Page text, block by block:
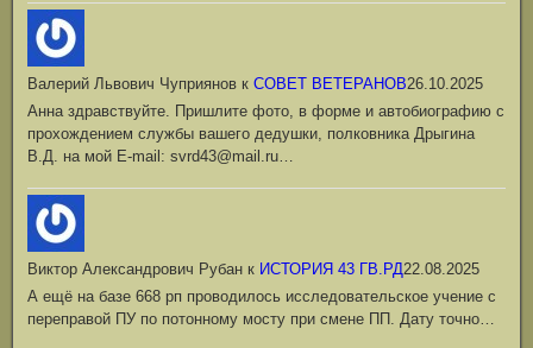
Валерий Львович Чуприянов к СОВЕТ ВЕТЕРАНОВ26.10.2025
Анна здравствуйте. Пришлите фото, в форме и автобиографию с
прохождением службы вашего дедушки, полковника Дрыгина
В.Д. на мой Е-mail: svrd43@mail.ru…
Виктор Александрович Рубан к ИСТОРИЯ 43 ГВ.РД22.08.2025
А ещё на базе 668 рп проводилось исследовательское учение с
переправой ПУ по потонному мосту при смене ПП. Дату точно…